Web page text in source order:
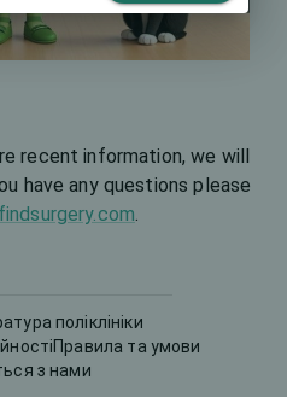
recent information, we will
have any questions please
.
поліклініки
Правила та умови
з нами